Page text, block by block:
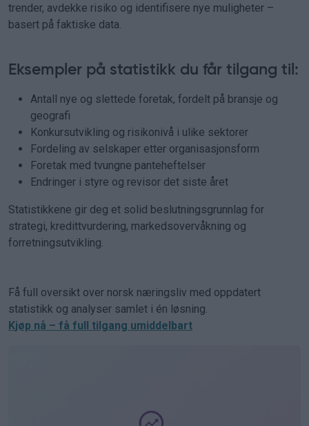
trender, avdekke risiko og identifisere nye muligheter –
basert på faktiske data.
Eksempler på statistikk du får tilgang til:
Antall nye og slettede foretak, fordelt på bransje og
geografi
Konkursutvikling og risikonivå i ulike sektorer
Fordeling av selskaper etter organisasjonsform
Foretak med tvungne panteheftelser
Endringer i styre og revisor det siste året
Statistikkene gir deg et solid beslutningsgrunnlag for
strategi, kredittvurdering, markedsovervåkning og
forretningsutvikling.
Få full oversikt over norsk næringsliv med oppdatert
statistikk og analyser samlet i én løsning.
Kjøp nå – få full tilgang umiddelbart